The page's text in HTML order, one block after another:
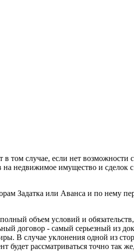
том случае, если нет возможности
недвижимое имущество и сделок
Задатка или Аванса и по нему
объем условий и
договор - самый серьезный из
В случае уклонения одной из
будет рассматриваться точно так